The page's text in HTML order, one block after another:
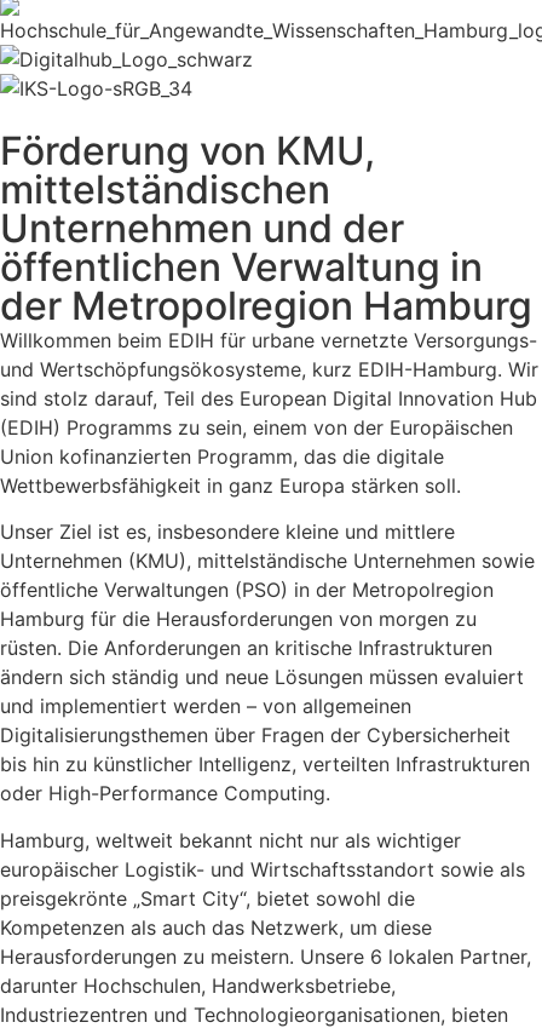
Förderung von KMU,
mittelständischen
Unternehmen und der
öffentlichen Verwaltung in
der Metropolregion Hamburg
Willkommen beim EDIH für urbane vernetzte Versorgungs-
und Wertschöpfungsökosysteme, kurz EDIH-Hamburg. Wir
sind stolz darauf, Teil des European Digital Innovation Hub
(EDIH) Programms zu sein, einem von der Europäischen
Union kofinanzierten Programm, das die digitale
Wettbewerbsfähigkeit in ganz Europa stärken soll.
Unser Ziel ist es, insbesondere kleine und mittlere
Unternehmen (KMU), mittelständische Unternehmen sowie
öffentliche Verwaltungen (PSO) in der Metropolregion
Hamburg für die Herausforderungen von morgen zu
rüsten. Die Anforderungen an kritische Infrastrukturen
ändern sich ständig und neue Lösungen müssen evaluiert
und implementiert werden – von allgemeinen
Digitalisierungsthemen über Fragen der Cybersicherheit
bis hin zu künstlicher Intelligenz, verteilten Infrastrukturen
oder High-Performance Computing.
Hamburg, weltweit bekannt nicht nur als wichtiger
europäischer Logistik- und Wirtschaftsstandort sowie als
preisgekrönte „Smart City“, bietet sowohl die
Kompetenzen als auch das Netzwerk, um diese
Herausforderungen zu meistern. Unsere 6 lokalen Partner,
darunter Hochschulen, Handwerksbetriebe,
Industriezentren und Technologieorganisationen, bieten